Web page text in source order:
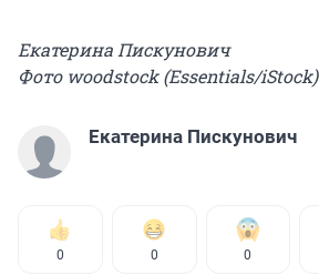
Екатерина Пискунович
Фото woodstock (Essentials/iStock)
Екатерина Пискунович
0 0 0